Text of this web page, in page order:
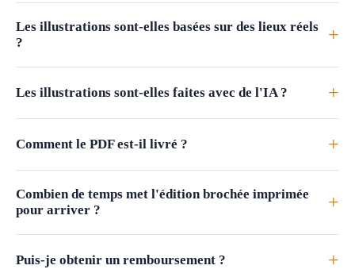
Les illustrations sont-elles basées sur des lieux réels
?
+
Les illustrations sont-elles faites avec de l'IA ? +
Comment le PDF est-il livré ? +
Combien de temps met l'édition brochée imprimée
pour arriver ?
+
Puis-je obtenir un remboursement ? +